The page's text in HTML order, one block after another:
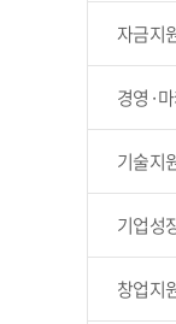
자금지
경영·
기술지
기업성
창업지